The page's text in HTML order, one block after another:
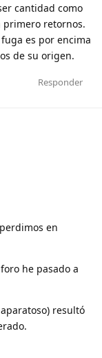
cantidad como
primero retornos.
es por encima
de su origen.
Responder
en
he pasado a
resultó